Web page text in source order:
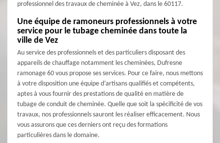
professionnel des travaux de cheminée à Vez, dans le 60117.
Une équipe de ramoneurs professionnels à votre
service pour le tubage cheminée dans toute la
ville de Vez
Au service des professionnels et des particuliers disposant des
appareils de chauffage notamment les cheminées, Dufresne
ramonage 60 vous propose ses services. Pour ce faire, nous mettons
à votre disposition une équipe d’artisans qualifiés et compétents,
aptes à vous fournir des prestations de qualité en matière de
tubage de conduit de cheminée. Quelle que soit la spécificité de vos
travaux, nos professionnels sauront les réaliser efficacement. Nous
vous assurons que ces derniers ont reçu des formations
particulières dans le domaine.